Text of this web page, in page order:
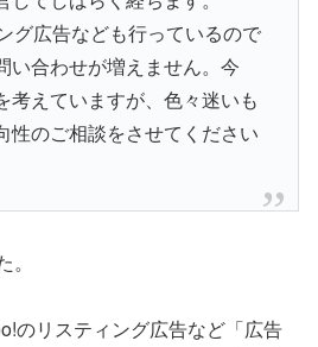
グ広告なども行っているので
い合わせが増えません。今
考えていますが、色々迷いも
性のご相談をさせてください
のリスティング広告など「広告